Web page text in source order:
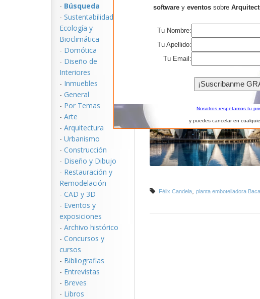
- Búsqueda
- Sustentabilidad,
Ecologí­a y
Bioclimática
- Domótica
- Diseño de
Interiores
- Inmuebles
- General
- Por Temas
- Arte
- Arquitectura
- Urbanismo
- Construcción
- Diseño y Dibujo
- Restauración y
Remodelación
- CAD y 3D
- Eventos y
exposiciones
- Archivo histórico
- Concursos y
cursos
- Bibliografias
- Entrevistas
- Breves
- Libros
Félix Candela, planta embotelladora
softwarey eventossobre
Tu Nombre:
Tu Apellido:
Tu Email:
Nosotros respetamos tu
y puedes cancelar en